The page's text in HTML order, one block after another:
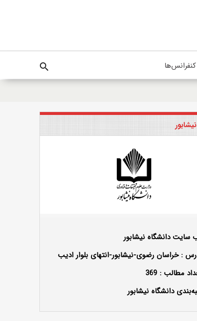
کنفرانس‌ها search
سایت دانشگاه نیشابور
: خراسان رضوی-نیشابور-انتهای بلوار ادیب
مطالب : 369
دانشگاه نیشابور